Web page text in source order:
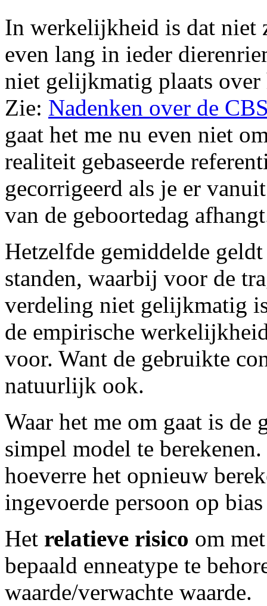
In werkelijkheid is dat niet
even lang in ieder
niet gelijkmatig plaats
Zie: Nadenken over de
gaat het me nu even niet
realiteit gebaseerde
gecorrigeerd als je er
van de geboortedag
Hetzelfde gemiddelde
standen, waarbij voor de
verdeling niet gelijkmatig
de empirische
voor. Want de gebruikte
natuurlijk ook.
Waar het me om gaat is de
simpel model te
hoeverre het opnieuw
ingevoerde persoon op
Het relatieve risico om
bepaald enneatype te
waarde/verwachte waarde.